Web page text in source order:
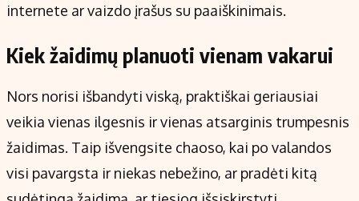
internete ar vaizdo įrašus su paaiškinimais.
Kiek žaidimų planuoti vienam vakarui
Nors norisi išbandyti viską, praktiškai geriausiai
veikia vienas ilgesnis ir vienas atsarginis trumpesnis
žaidimas. Taip išvengsite chaoso, kai po valandos
visi pavargsta ir niekas nebežino, ar pradėti kitą